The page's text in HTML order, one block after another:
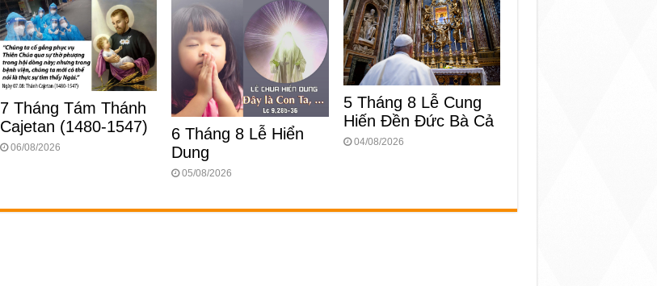
7 Tháng Tám Thánh
Cajetan (1480-1547)
06/08/2026
6 Tháng 8 Lễ Hiển
Dung
05/08/2026
5 Tháng 8 Lễ Cung
Hiến Ðền Ðức Bà Cả
04/08/2026